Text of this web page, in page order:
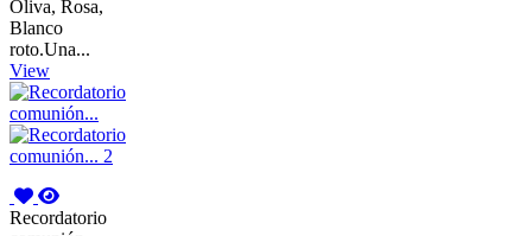
Oliva, Rosa,
Blanco
roto.Una...
View
Recordatorio